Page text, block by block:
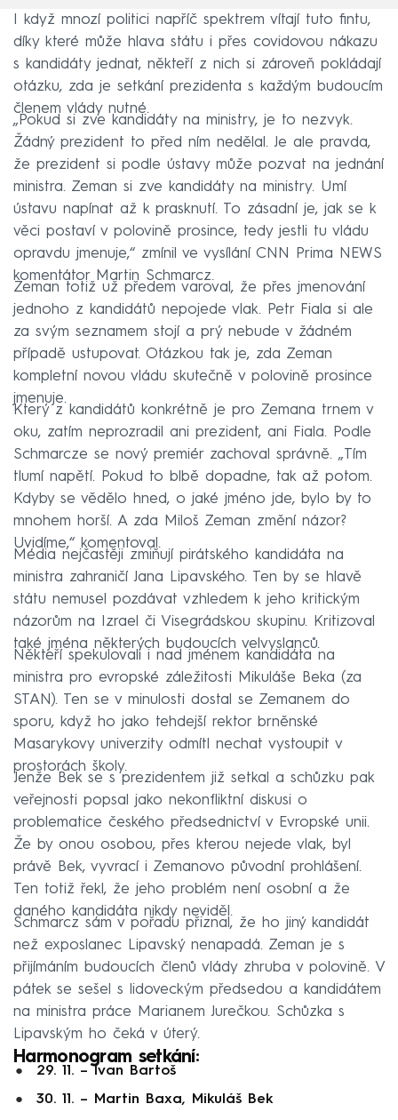
I když mnozí politici napříč spektrem vítají tuto fintu,
díky které může hlava státu i přes covidovou nákazu
s kandidáty jednat, někteří z nich si zároveň pokládají
otázku, zda je setkání prezidenta s každým budoucím
členem vlády nutné.
„Pokud si zve kandidáty na ministry, je to nezvyk.
Žádný prezident to před ním nedělal. Je ale pravda,
že prezident si podle ústavy může pozvat na jednání
ministra. Zeman si zve kandidáty na ministry. Umí
ústavu napínat až k prasknutí. To zásadní je, jak se k
věci postaví v polovině prosince, tedy jestli tu vládu
opravdu jmenuje,“ zmínil ve vysílání CNN Prima NEWS
komentátor Martin Schmarcz.
Zeman totiž už předem varoval, že přes jmenování
jednoho z kandidátů nepojede vlak. Petr Fiala si ale
za svým seznamem stojí a prý nebude v žádném
případě ustupovat. Otázkou tak je, zda Zeman
kompletní novou vládu skutečně v polovině prosince
jmenuje.
Který z kandidátů konkrétně je pro Zemana trnem v
oku, zatím neprozradil ani prezident, ani Fiala. Podle
Schmarcze se nový premiér zachoval správně. „Tím
tlumí napětí. Pokud to blbě dopadne, tak až potom.
Kdyby se vědělo hned, o jaké jméno jde, bylo by to
mnohem horší. A zda Miloš Zeman změní názor?
Uvidíme,“ komentoval.
Média nejčastěji zmiňují pirátského kandidáta na
ministra zahraničí Jana Lipavského. Ten by se hlavě
státu nemusel pozdávat vzhledem k jeho kritickým
názorům na Izrael či Visegrádskou skupinu. Kritizoval
také jména některých budoucích velvyslanců.
Někteří spekulovali i nad jménem kandidáta na
ministra pro evropské záležitosti Mikuláše Beka (za
STAN). Ten se v minulosti dostal se Zemanem do
sporu, když ho jako tehdejší rektor brněnské
Masarykovy univerzity odmítl nechat vystoupit v
prostorách školy.
Jenže Bek se s prezidentem již setkal a schůzku pak
veřejnosti popsal jako nekonfliktní diskusi o
problematice českého předsednictví v Evropské unii.
Že by onou osobou, přes kterou nejede vlak, byl
právě Bek, vyvrací i Zemanovo původní prohlášení.
Ten totiž řekl, že jeho problém není osobní a že
daného kandidáta nikdy neviděl.
Schmarcz sám v pořadu přiznal, že ho jiný kandidát
než exposlanec Lipavský nenapadá. Zeman je s
přijímáním budoucích členů vlády zhruba v polovině. V
pátek se sešel s lidoveckým předsedou a kandidátem
na ministra práce Marianem Jurečkou. Schůzka s
Lipavským ho čeká v úterý.
Harmonogram setkání:
29. 11. – Ivan Bartoš
30. 11. – Martin Baxa, Mikuláš Bek